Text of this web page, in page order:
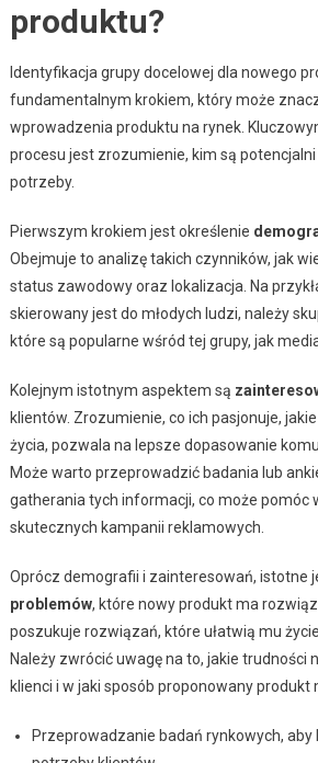
produktu?
Identyfikacja grupy docelowej dla nowego
fundamentalnym krokiem, który może
wprowadzenia produktu na rynek.
procesu jest zrozumienie, kim są
potrzeby.
Pierwszym krokiem jest określenie
Obejmuje to analizę takich czynników, jak
status zawodowy oraz lokalizacja. Na
skierowany jest do młodych ludzi, należy
które są popularne wśród tej grupy, jak
Kolejnym istotnym aspektem są
klientów. Zrozumienie, co ich pasjonuje,
życia, pozwala na lepsze dopasowanie
Może warto przeprowadzić badania lub
gatherania tych informacji, co może pomóc
skutecznych kampanii reklamowych.
Oprócz demografii i zainteresowań, istotne
problemów, które nowy produkt ma
poszukuje rozwiązań, które ułatwią mu
Należy zwrócić uwagę na to, jakie trudności
klienci i w jaki sposób proponowany produkt
Przeprowadzanie badań rynkowych,